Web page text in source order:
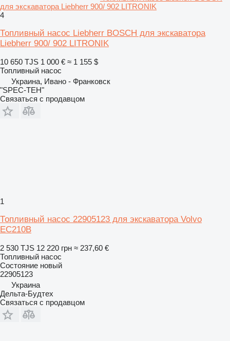
для экскаватора Liebherr 900/ 902 LITRONIK
4
Топливный насос Liebherr BOSCH для экскаватора
Liebherr 900/ 902 LITRONIK
10 650 TJS 1 000 € ≈ 1 155 $
Топливный насос
Украина, Ивано - Франковск
"SPEC-TEH"
Связаться с продавцом
1
Топливный насос 22905123 для экскаватора Volvo
EC210B
2 530 TJS 12 220 грн ≈ 237,60 €
Топливный насос
Состояние новый
22905123
Украина
Дельта-Будтех
Связаться с продавцом